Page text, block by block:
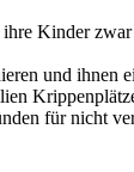
Kinder
und ihnen
für nicht